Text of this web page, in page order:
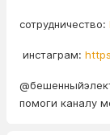
сотрудничество:
инстаграм:
помоги каналу